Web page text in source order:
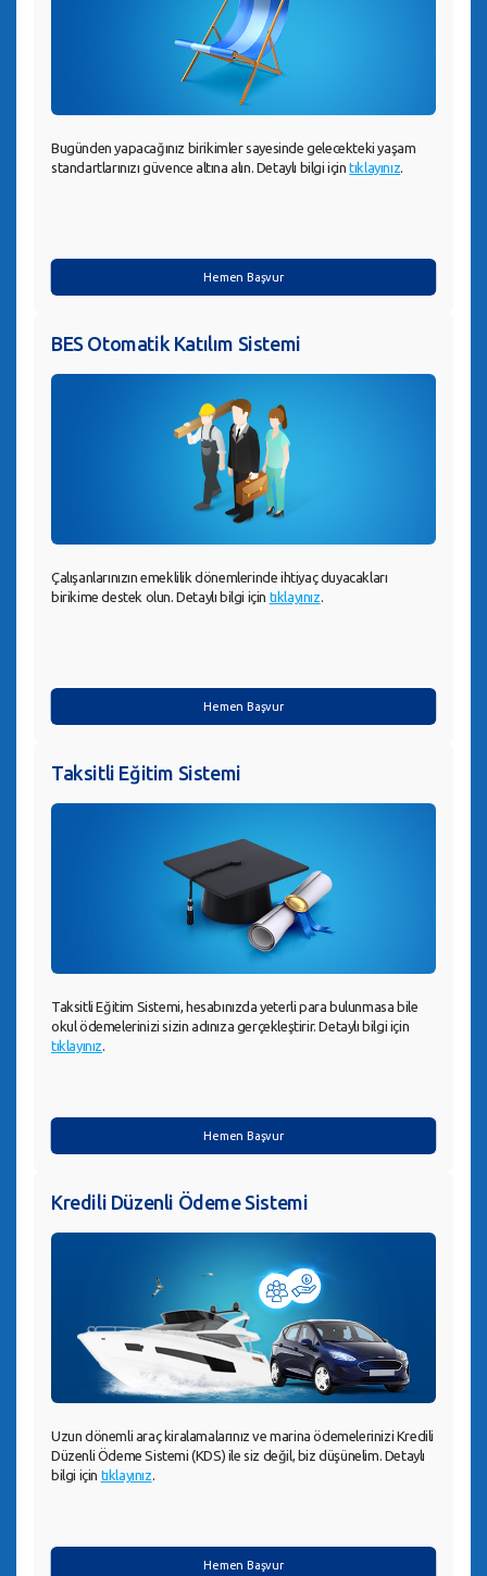
Bugünden yapacağınız birikimler sayesinde gelecekteki yaşam
standartlarınızı güvence altına alın. Detaylı bilgi içintıklayınız.
Hemen Başvur
BES Otomatik Katılım Sistemi
Çalışanlarınızın emeklilik dönemlerinde ihtiyaç duyacakları
birikime destek olun. Detaylı bilgi için tıklayınız.
Hemen Başvur
Taksitli Eğitim Sistemi
Taksitli Eğitim Sistemi, hesabınızda yeterli para bulunmasa bile
okul ödemelerinizi sizin adınıza gerçekleştirir. Detaylı bilgi için
tıklayınız.
Hemen Başvur
Kredili Düzenli Ödeme Sistemi
Uzun dönemli araç kiralamalarınız ve marina ödemelerinizi Kredili
Düzenli Ödeme Sistemi (KDS) ile siz değil, biz düşünelim. Detaylı
bilgi için tıklayınız.
Hemen Başvur